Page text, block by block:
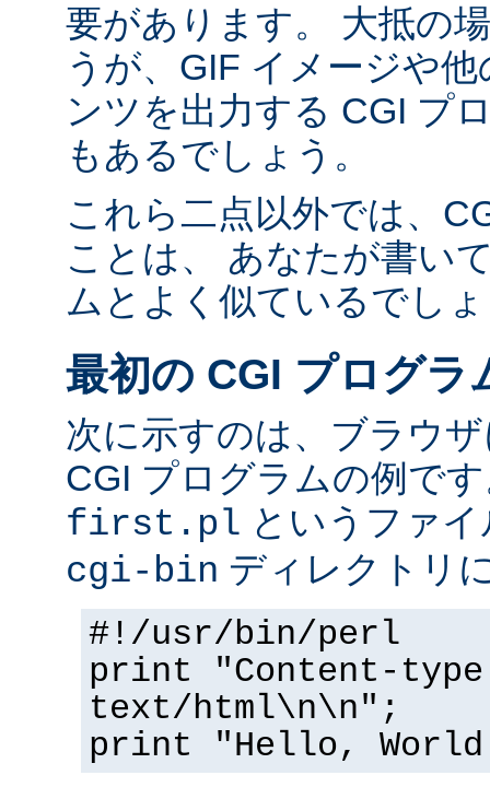
要があります。 大抵の
うが、GIF イメージや
ンツを出力する CGI プ
もあるでしょう。
これら二点以外では、
ことは、 あなたが書い
ムとよく似ているでし
最初の CGI プログラ
次に示すのは、ブラウ
CGI プログラムの例で
first.pl というファ
cgi-bin ディレクトリ
#!/usr/bin/perl
print "Content-
text/html\n\n";
print "Hello,